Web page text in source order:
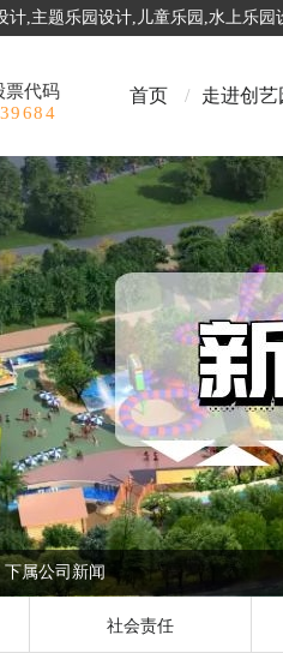
,主题乐园设计,儿童乐园,水上乐
票代码
首页 / 走进创艺
下属公司新闻
社会责任